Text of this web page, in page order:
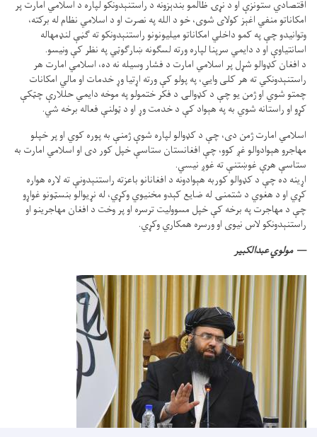
اقتصادي ستونزې او د نړۍ ظالمو بندېزونه د راستنېدونکو لپاره د اسلامي امارت پر
امکاناتو منفي اغېز کولای شوی، خو د الله په نصرت او د اسلامي نظام له برکته،
وتوانیدو چې په کمو داخلي امکاناتو میلیونونو راستنېدونکو ته ګڼې لنډمهاله
اسانتیاوې او د دایمي سرپنا لپاره ورته لسګونه ښارګوټي په نظر کې ونیسو.
د افغان کډوالو شړل پر اسلامي امارت د فشار وسیله نه ده، اسلامي امارت هر
راستنېدونکي ته هر کلی وايي، په پولو کې ورته اړتیا وړ خدمات او مالي امکانات
چمتو شوي او ژمن یو چې د کډوالۍ د فکر ختمولو په موخه دایمي حللارې چټکې
کړو او راستانه شوي به په هېواد کې د خدمت وړ او د ټولنې فعاله برخه شي.
اسلامي امارت ژمن دی، چې د کډوالو لپاره شوې ژمنې به پوره کوي او پر خپلو
مهاجرو هېوادوالو غږ کوو، چې افغانستان ستاسې خپل کور دی او اسلامي امارت به
ستاسې هرې غوښتنې ته غوږ نیسي.
اړینه ده چې د کډوالو کوربه هېوادونه د افغانانو باعزته راستنېدونې ته لاره هواره
کړي او د هغوي د شتمنۍ له ضایع کېدو مخنیوي وکړي، له نړیوالو بنسټونو غواړو
چې د مهاجرت په برخه کې خپل مسوولیت ترسره او پر وخت د افغان مهاجرینو او
راستنېدونکو لاس نیوی او ورسره همکاري وکړي.
مولوي عبدالکبیر